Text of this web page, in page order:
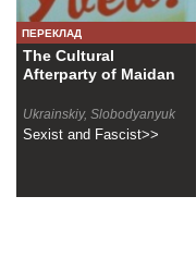
ПЕРЕКЛАД
The Cultural
Afterparty of Maidan
Ukrainskiy, Slobodyanyuk
Sexist and Fascist>>